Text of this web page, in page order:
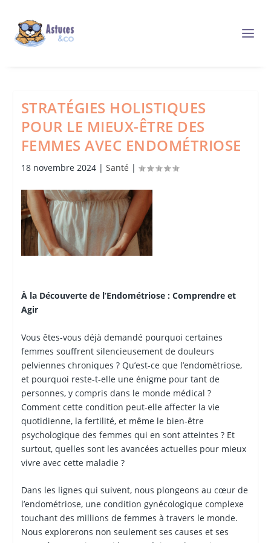
STRATÉGIES HOLISTIQUES
POUR LE MIEUX-ÊTRE DES
FEMMES AVEC ENDOMÉTRIOSE
18 novembre 2024| Santé |
À la Découverte de l’Endométriose : Comprendre et
Agir
Vous êtes-vous déjà demandé pourquoi certaines
femmes souffrent silencieusement de douleurs
pelviennes chroniques ? Qu’est-ce que l’endométriose,
et pourquoi reste-t-elle une énigme pour tant de
personnes, y compris dans le monde médical ?
Comment cette condition peut-elle affecter la vie
quotidienne, la fertilité, et même le bien-être
psychologique des femmes qui en sont atteintes ? Et
surtout, quelles sont les avancées actuelles pour mieux
vivre avec cette maladie ?
Dans les lignes qui suivent, nous plongeons au cœur de
l’endométriose, une condition gynécologique complexe
touchant des millions de femmes à travers le monde.
Nous explorerons non seulement ses causes et ses